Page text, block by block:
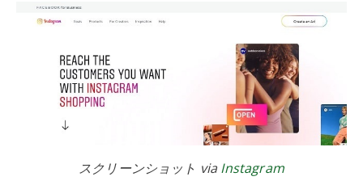
スクリーンショット via Instagram